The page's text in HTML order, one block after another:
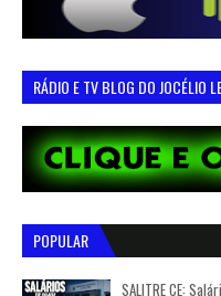
RÁDIO E TV BLOG DO JOCÉLIO
POPULAR
SALITRE CE: